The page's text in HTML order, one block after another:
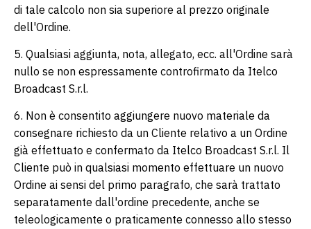
di tale calcolo non sia superiore al prezzo originale
dell'Ordine.
5. Qualsiasi aggiunta, nota, allegato, ecc. all'Ordine sarà
nullo se non espressamente controfirmato da Itelco
Broadcast S.r.l.
6. Non è consentito aggiungere nuovo materiale da
consegnare richiesto da un Cliente relativo a un Ordine
già effettuato e confermato da Itelco Broadcast S.r.l. Il
Cliente può in qualsiasi momento effettuare un nuovo
Ordine ai sensi del primo paragrafo, che sarà trattato
separatamente dall'ordine precedente, anche se
teleologicamente o praticamente connesso allo stesso